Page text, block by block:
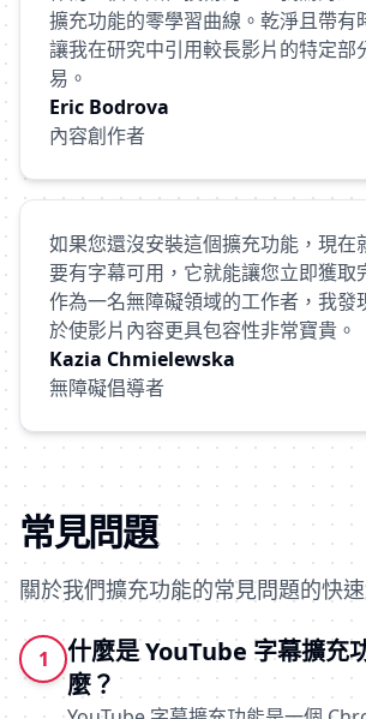
擴充功能的零學習曲線。乾淨且帶有
讓我在研究中引用較長影片的特定部
易。
Eric Bodrova
內容創作者
如果您還沒安裝這個擴充功能，現在
要有字幕可用，它就能讓您立即獲取
作為一名無障礙領域的工作者，我發
於使影片內容更具包容性非常寶貴。
Kazia Chmielewska
無障礙倡導者
常見問題
關於我們擴充功能的常見問題的快
1
什麼是 YouTube 字幕擴充
麼？